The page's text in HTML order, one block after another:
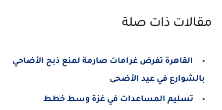
مقالات ذات صلة
القاهرة تفرض غرامات صارمة لمنع ذبح الأضاحي
بالشوارع في عيد الأضحى
تسليم المساعدات في غزة وسط خطط